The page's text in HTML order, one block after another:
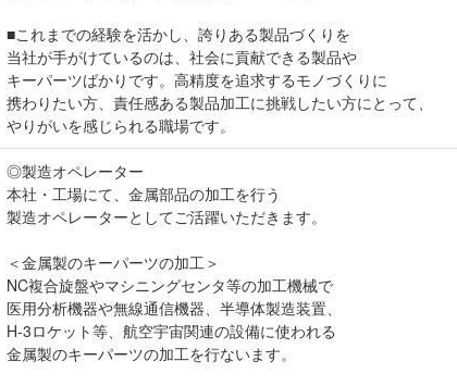
■これまでの経験を活かし、誇りある製品づくりを
当社が手がけているのは、社会に貢献できる製品や
キーパーツばかりです。高精度を追求するモノづくりに
携わりたい方、責任感ある製品加工に挑戦したい方にとって、
やりがいを感じられる職場です。
◎製造オペレーター
本社・工場にて、金属部品の加工を行う
製造オペレーターとしてご活躍いただきます。
＜金属製のキーパーツの加工＞
NC複合旋盤やマシニングセンタ等の加工機械で
医用分析機器や無線通信機器、半導体製造装置、
H-3ロケット等、航空宇宙関連の設備に使われる
金属製のキーパーツの加工を行ないます。